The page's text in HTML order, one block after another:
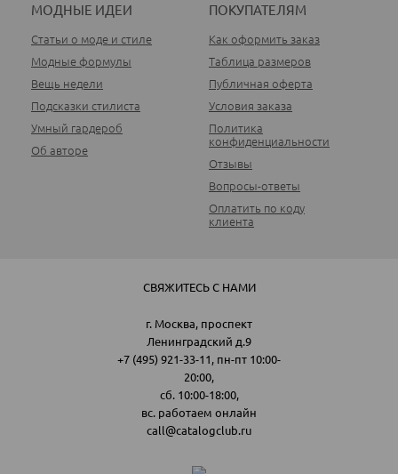
ПОКУПАТЕЛЯМ
Как оформить заказ
Таблица размеров
Публичная оферта
Условия заказа
Политика
конфиденциальности
Отзывы
Вопросы-ответы
Оплатить по коду
клиента
МОДНЫЕ ИДЕИ
Статьи о моде и стиле
Модные формулы
Вещь недели
Подсказки стилиста
Умный гардероб
Об авторе
СВЯЖИТЕСЬ С НАМИ
г. Москва, проспект
Ленинградский д.9
+7 (495) 921-33-11, пн-пт 10:00-
20:00,
сб. 10:00-18:00,
вс. работаем онлайн
call@catalogclub.ru